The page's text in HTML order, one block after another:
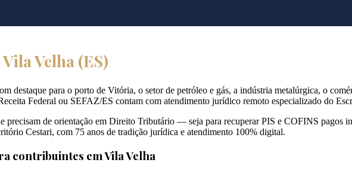
Vila Velha(ES)
destaque para o porto de Vitória, o setor de petróleo e gás, a indústria metalúrgica, o
Federal ou SEFAZ/ES contam com atendimento jurídico remoto especializado do
precisam de orientação em Direito Tributário — seja para recuperar PIS e COFINS pagos
Cestari, com 75 anos de tradição jurídica e atendimento 100% digital.
contribuintes emVila Velha